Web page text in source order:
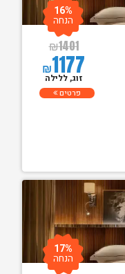
₪1401
₪1177
16%
הנחה
זוג, ללילה
פרטים
17%
הנחה